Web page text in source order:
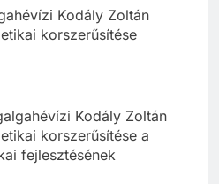
Kodály Zoltán
korszerűsítése
Kodály Zoltán
korszerűsítése a
fejlesztésének